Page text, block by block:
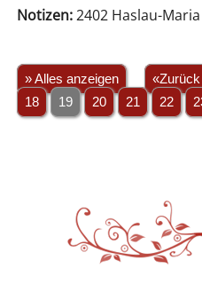
Notizen:2402 Haslau-
» Alles anzeigen «Zurück
18
19 20 21 22